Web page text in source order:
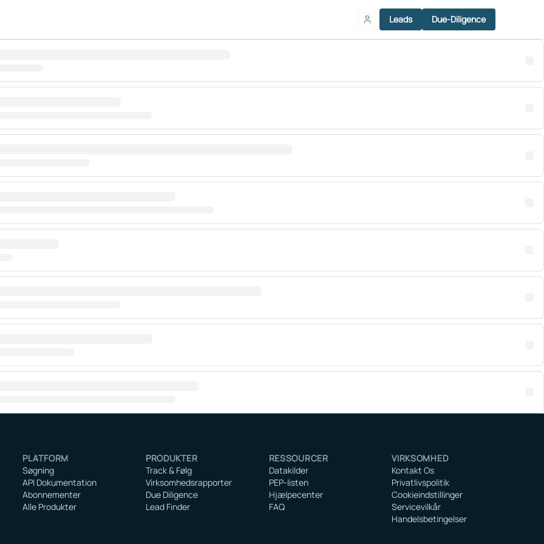
Leads Due-Diligence
PLATFORM
Søgning
API Dokumentation
Abonnementer
Alle Produkter
PRODUKTER
Track & Følg
Virksomhedsrapporter
Due Diligence
Lead Finder
RESSOURCER
Datakilder
PEP-listen
Hjælpecenter
FAQ
VIRKSOMHED
Kontakt Os
Privatlivspolitik
Cookieindstillinger
Servicevilkår
Handelsbetingelser